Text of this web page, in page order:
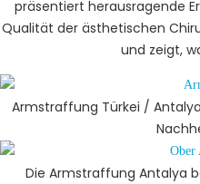
präsentiert herausragende
Qualität der ästhetischen
und zeigt,
Armstraffung Türkei /
Die Armstraffung Antalya